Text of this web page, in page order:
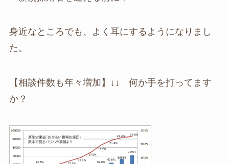
身近なところでも、よく耳にするようになりまし
た。
【相談件数も年々増加】↓↓ 何か手を打ってます
か？